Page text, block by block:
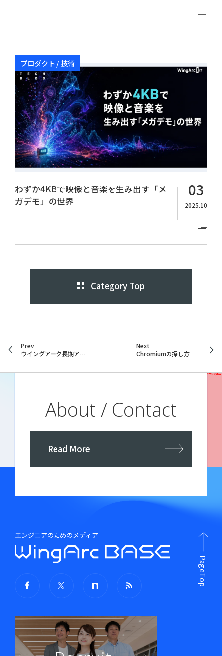
プロダクト / 技術
わずか4KBで映像と音楽を生み出す「メ
ガデモ」の世界
03
2025.10
Category Top
Prev
ウイングアーク長期アルバイト体験記｜エンジニア学生が得た成長の1年間（渡辺 翼さん）
Next
Chromiumの探し方
About / Contact
Read More
エンジニアのためのメディア
PageTop